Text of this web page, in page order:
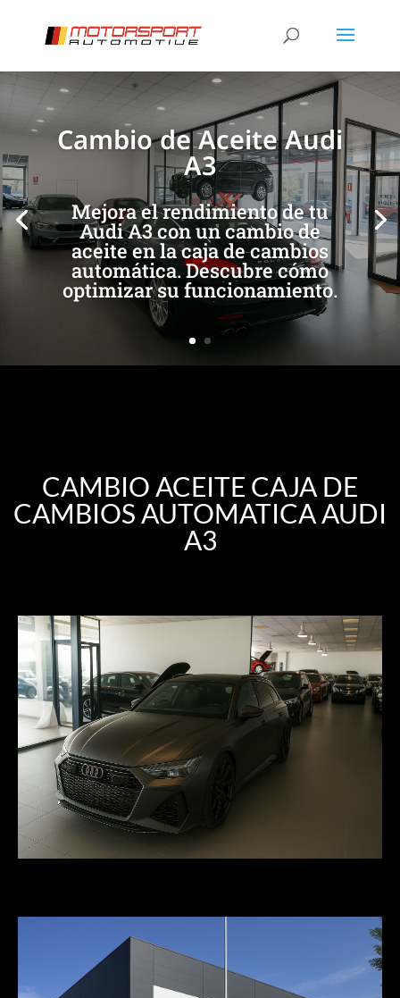
Cambio de Aceite Audi
A3
Mejora el rendimiento de tu
Audi A3 con un cambio de
aceite en la caja de cambios
automática. Descubre cómo
optimizar su funcionamiento.
[/et_pb_slide] [/et_pb_slide]
CAMBIO ACEITE CAJA DE
CAMBIOS AUTOMATICA AUDI
A3